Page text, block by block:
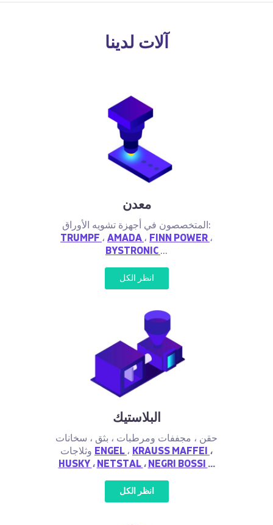
آلات لدينا
معدن
المتخصصون في أجهزة تشويه الأوراق:
TRUMPF ، AMADA ، FINN POWER ،
BYSTRONIC ...
انظر الكل
البلاستيك
حقن ، مجففات ومرطبات ، بثق ، سخانات
ENGEL ، KRAUSS MAFFEI ،
HUSKY ، NETSTAL ، NEGRI BOSSI ...
انظر الكل